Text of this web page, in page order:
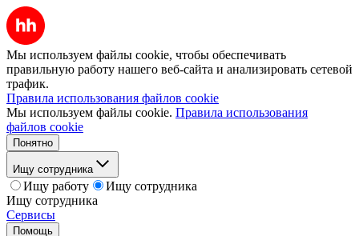
Мы используем файлы cookie, чтобы обеспечивать
правильную работу нашего веб-сайта и анализировать сетевой
трафик.
Правила использования файлов cookie
Мы используем файлы cookie. Правила использования
файлов cookie
Понятно
Ищу сотрудника
Ищу работу
Ищу сотрудника
Ищу сотрудника
Сервисы
Помощь